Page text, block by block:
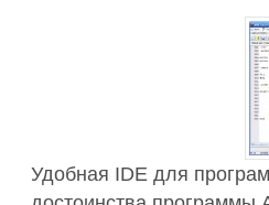
Удобная IDE для